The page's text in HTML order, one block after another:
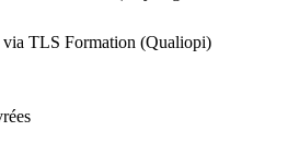
TLS Formation (Qualiopi)